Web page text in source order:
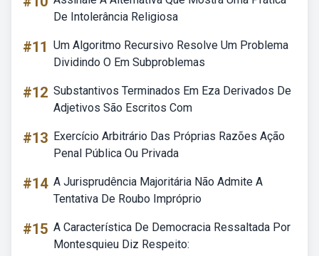
De Intolerância Religiosa
#11 Um Algoritmo Recursivo Resolve Um Problema
Dividindo O Em Subproblemas
#12 Substantivos Terminados Em Eza Derivados De
Adjetivos São Escritos Com
#13 Exercício Arbitrário Das Próprias Razões Ação
Penal Pública Ou Privada
#14 A Jurisprudência Majoritária Não Admite A
Tentativa De Roubo Impróprio
#15 A Característica De Democracia Ressaltada Por
Montesquieu Diz Respeito: